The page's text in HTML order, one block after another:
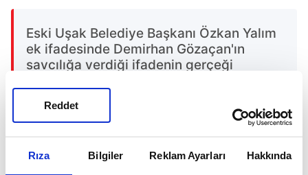
Rıza Bilgiler Reklam Ayarları Hakkında
Reddet
Eski Uşak Belediye Başkanı Özkan Yalım
ek ifadesinde Demirhan Gözaçan'ın
savcılığa verdiği ifadenin gerçeği
milyon TL'yi Demirhan Gözaçan'a teslim
ettim. O da bu parayı Özgür Özel'in